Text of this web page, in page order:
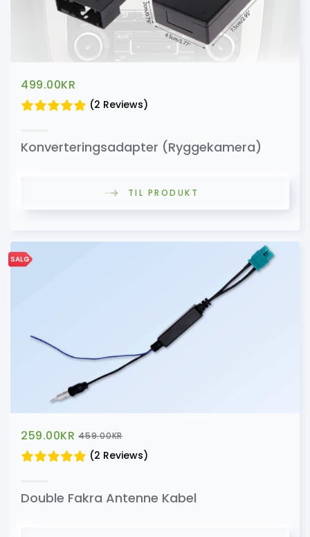
499.00KR
(2 Reviews)
Konverteringsadapter (Ryggekamera)
TIL PRODUKT
SALG
259.00KR 459.00KR
(2 Reviews)
Double Fakra Antenne Kabel